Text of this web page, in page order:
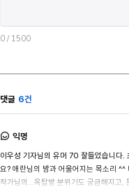
0 / 1500
댓글 6건
익명
이우성 기자님의 유머 70 잘들었습니다.
요? 애란님의 밤과 어울어지는 목소리
작가님의...옥탑방 분위기도 궁금해지고,